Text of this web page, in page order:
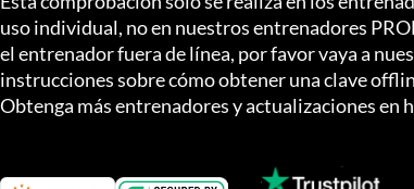
uso individual, no en nuestros entrenadores
el entrenador fuera de línea, por favor vaya a
instrucciones sobre cómo obtener una clave
Obtenga más entrenadores y actualizaciones